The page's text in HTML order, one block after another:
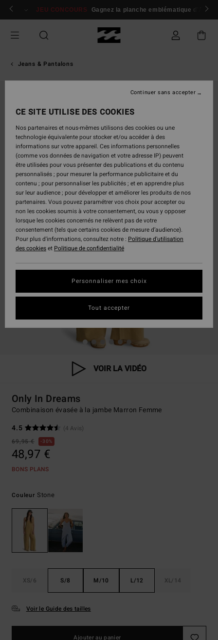
Passer
Se connecter / s'inscrire
JEU CONCOURS Gagnez la planche emblématique d'Andy
Jeans & Pantalons
VOIR LA VIDÉO
Only In Dreams
Combinaison évasée à la jambe Marron Femme
4.5
(4 Avis)
69,95 €
30%
48,97 €
BONS PLANS
Couleur Stone
XS/6 S/8 M/10 L/12 XL/14
Voir le Guide des tailles
Ajouter au panier
CE SITE UTILISE DES COOKIES
Nos partenaires et nous-mêmes utilisons des cookies ou une
technologie équivalente pour stocker et/ou accéder à des
informations sur votre appareil. Ces informations personnelles
(comme vos données de navigation et votre adresse IP) peuvent
être utilisées pour vous présenter des publications et du contenu
personnalisés ; pour mesurer la performance publicitaire et du
contenu ; pour personnaliser les publicités ; et en apprendre plus
sur leur audience ; pour développer et améliorer les produits de nos
partenaires. Vous pouvez paramétrer vos choix pour accepter ou
non les cookies soumis à votre consentement, ou vous y opposer
lorsque les cookies concernés ne relèvent pas de votre
consentement (tels que certains cookies de mesure d’audience).
Pour plus d'informations, consultez notre : Politique d'utilisation
des cookieset Politique de confidentialité
Personnaliser mes choix
Continuer sans accepter
Tout accepter